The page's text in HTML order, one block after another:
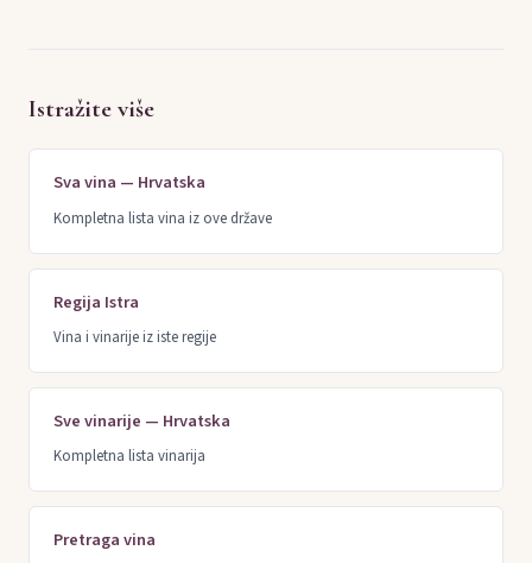
Istražite više
Sva vina — Hrvatska
Kompletna lista vina iz ove države
Regija Istra
Vina i vinarije iz iste regije
Sve vinarije — Hrvatska
Kompletna lista vinarija
Pretraga vina